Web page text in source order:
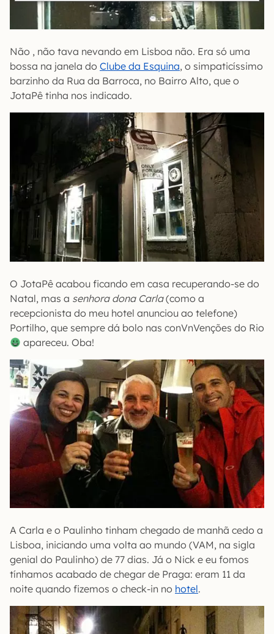
Não , não tava nevando em Lisboa não. Era só uma
bossa na janela do Clube da Esquina, o simpaticíssimo
barzinho da Rua da Barroca, no Bairro Alto, que o
JotaPê tinha nos indicado.
O JotaPê acabou ficando em casa recuperando-se do
Natal, mas a senhora dona Carla(como a
recepcionista do meu hotel anunciou ao telefone)
Portilho, que sempre dá bolo nas conVnVenções do Rio
apareceu. Oba!
A Carla e o Paulinho tinham chegado de manhã cedo a
Lisboa, iniciando uma volta ao mundo (VAM, na sigla
genial do Paulinho) de 77 dias. Já o Nick e eu fomos
tínhamos acabado de chegar de Praga: eram 11 da
noite quando fizemos o check-in no hotel.